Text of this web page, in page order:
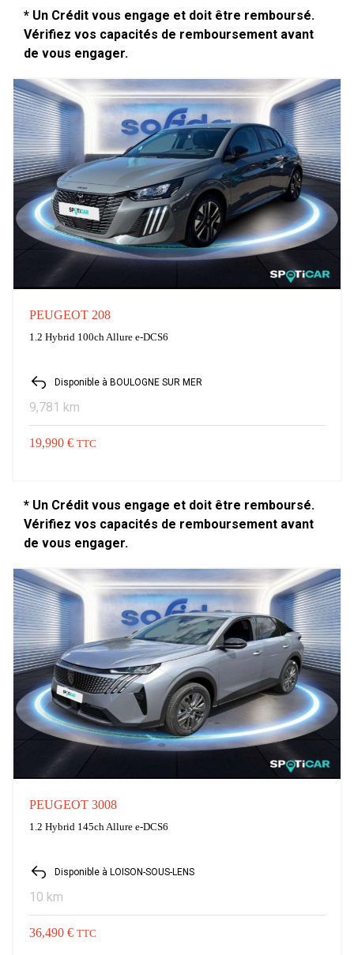
* Un Crédit vous engage et doit être remboursé.
Vérifiez vos capacités de remboursement avant
de vous engager.
PEUGEOT 208
1.2 Hybrid 100ch Allure e-DCS6
Disponible à BOULOGNE SUR MER
9,781 km
19,990 € TTC
* Un Crédit vous engage et doit être remboursé.
Vérifiez vos capacités de remboursement avant
de vous engager.
PEUGEOT 3008
1.2 Hybrid 145ch Allure e-DCS6
Disponible à LOISON-SOUS-LENS
10 km
36,490 € TTC